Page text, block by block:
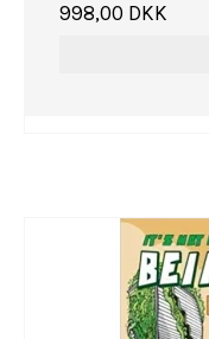
998,00 DKK